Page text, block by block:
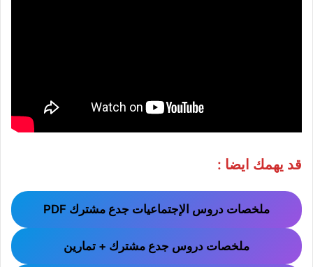
قد يهمك ايضا :
ملخصات دروس الإجتماعيات جدع مشترك PDF
ملخصات دروس جدع مشترك + تمارين